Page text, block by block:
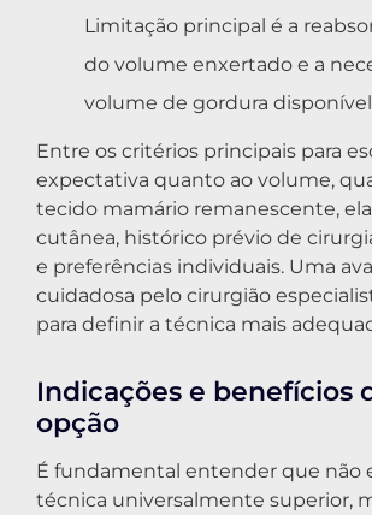
Limitação principal é a
do volume enxertado e a
volume de gordura
Entre os critérios principais para
expectativa quanto ao volume,
tecido mamário remanescente,
cutânea, histórico prévio de
e preferências individuais. Uma
cuidadosa pelo cirurgião
para definir a técnica mais
Indicações e benefícios
opção
É fundamental entender que não
técnica universalmente superior,